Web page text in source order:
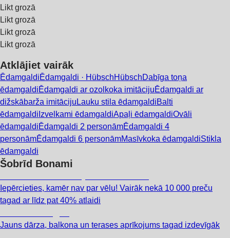
Likt grozā
Likt grozā
Likt grozā
Likt grozā
Atklājiet vairāk
ĒdamgaldiĒdamgaldi · HübschHübschDabīga toņa
ēdamgaldiĒdamgaldi ar ozolkoka imitācijuĒdamgaldi ar
dižskābarža imitāciju Lauku stila ēdamgaldiBalti
ēdamgaldi Izvelkami ēdamgaldiApaļi ēdamgaldiOvāli
ēdamgaldiĒdamgaldi 2 personāmĒdamgaldi 4
personāmĒdamgaldi 6 personāmMasīvkoka ēdamgaldiStikla
ēdamgaldi
Šobrīd Bonami
Iepērcieties, kamēr nav par vēlu! Vairāk nekā 10 000 preču
tagad ar līdz pat 40% atlaidi
Jauns dārza, balkona un terases aprīkojums tagad izdevīgāk